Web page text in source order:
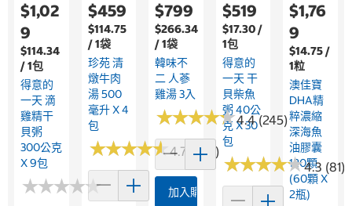
$1,02
9
$114.34
/ 1包
得意的
一天 滴
雞精干
貝粥
300公克
X 9包
★★★★★
★★★★★
$459
$114.75
/ 1袋
珍苑 清
燉牛肉
湯 500
毫升 X 4
包
★★★★★
★★★★★4.7 (224)
$799
$266.34
/ 1袋
韓味不
二 人蔘
雞湯 3入
★★★★★
★★★★★4.4 (245)
加入購物車
$519
$17.30 /
1包
得意的
一天 干
貝柴魚
粥 40公
克 X 30
包
★★★★★
★★★★★4.3 (81)
$1,76
9
$14.75 /
1粒
澳佳寶
DHA精
粹濃縮
深海魚
油膠囊
120顆
(60顆 X
2瓶)